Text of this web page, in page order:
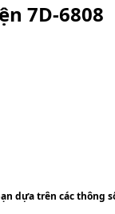
7D-6808
dựa trên các thông